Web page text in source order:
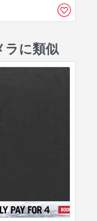
ラに類似